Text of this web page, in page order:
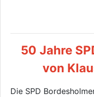
50 Jahre
von
Die SPD